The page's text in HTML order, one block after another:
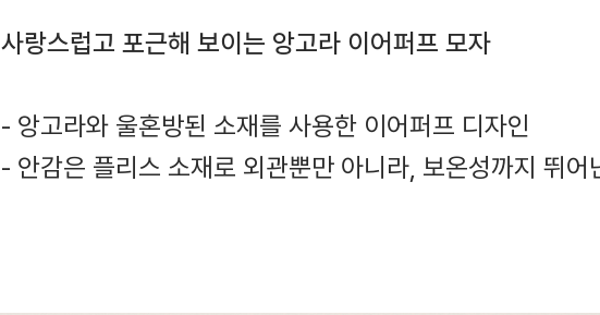
사랑스럽고 포근해 보이는 앙고라 이어퍼프 모자
- 앙고라와 울혼방된 소재를 사용한 이어퍼프 디자인
- 안감은 플리스 소재로 외관뿐만 아니라, 보온성까지 뛰어